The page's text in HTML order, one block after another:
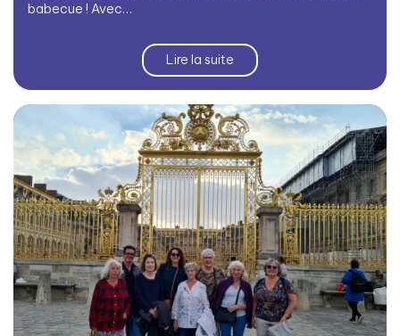
babecue ! Avec…
Lire la suite